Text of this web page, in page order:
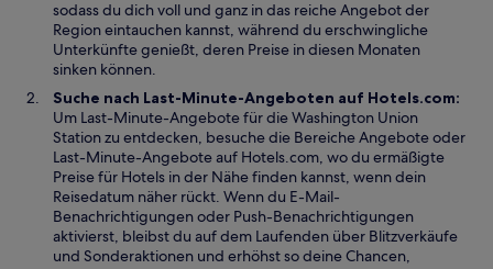
r
g
e
ö
f
f
n
e
t
sodass du dich voll und ganz in das reiche Angebot der
Region eintauchen kannst, während du erschwingliche
Unterkünfte genießt, deren Preise in diesen Monaten
sinken können.
Suche nach Last-Minute-Angeboten auf Hotels.com:
Um Last-Minute-Angebote für die Washington Union
Station zu entdecken, besuche die Bereiche Angebote oder
Last-Minute-Angebote auf Hotels.com, wo du ermäßigte
Preise für Hotels in der Nähe finden kannst, wenn dein
Reisedatum näher rückt. Wenn du E-Mail-
Benachrichtigungen oder Push-Benachrichtigungen
aktivierst, bleibst du auf dem Laufenden über Blitzverkäufe
und Sonderaktionen und erhöhst so deine Chancen,